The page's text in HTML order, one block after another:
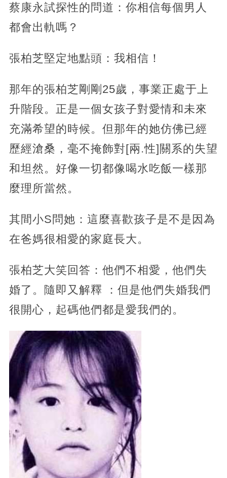
蔡康永試探性的問道：你相信每個男人
都會出軌嗎？
張柏芝堅定地點頭：我相信！
那年的張柏芝剛剛25歲，事業正處于上
升階段。正是一個女孩子對愛情和未來
充滿希望的時候。但那年的她仿佛已經
歷經滄桑，毫不掩飾對[兩.性]關系的失望
和坦然。好像一切都像喝水吃飯一樣那
麼理所當然。
其間小S問她：這麼喜歡孩子是不是因為
在爸媽很相愛的家庭長大。
張柏芝大笑回答：他們不相愛，他們失
婚了。隨即又解釋 ：但是他們失婚我們
很開心，起碼他們都是愛我們的。